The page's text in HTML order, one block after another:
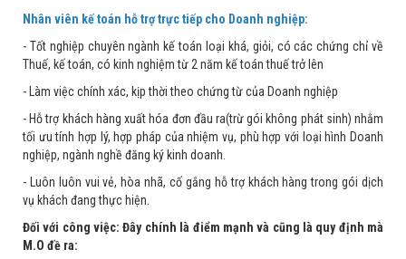
Nhân viên kế toán hỗ trợ trực tiếp cho Doanh nghiệp:
- Tốt nghiệp chuyên ngành kế toán loại khá, giỏi, có các chứng chỉ về
Thuế, kế toán, có kinh nghiệm từ 2 năm kế toán thuế trở lên
- Làm việc chính xác, kịp thời theo chứng từ của Doanh nghiệp
- Hỗ trợ khách hàng xuất hóa đơn đầu ra(trừ gói không phát sinh) nhằm
tối ưu tính hợp lý, hợp pháp của nhiệm vụ, phù hợp với loại hình Doanh
nghiệp, ngành nghề đăng ký kinh doanh.
- Luôn luôn vui vẻ, hòa nhã, cố gắng hỗ trợ khách hàng trong gói dịch
vụ khách đang thực hiện.
Đối với công việc: Đây chính là điểm mạnh và cũng là quy định mà
M.O đề ra: